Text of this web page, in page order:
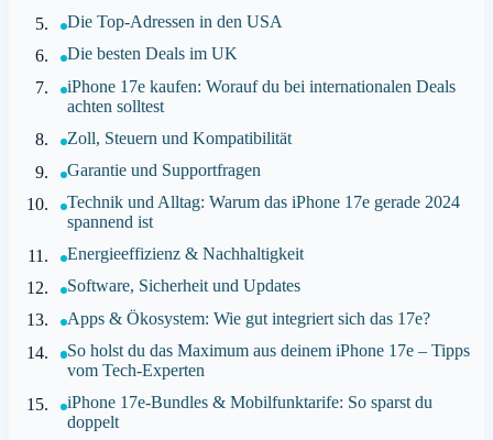
Die Top-Adressen in den USA
Die besten Deals im UK
iPhone 17e kaufen: Worauf du bei internationalen Deals
achten solltest
Zoll, Steuern und Kompatibilität
Garantie und Supportfragen
Technik und Alltag: Warum das iPhone 17e gerade 2024
spannend ist
Energieeffizienz & Nachhaltigkeit
Software, Sicherheit und Updates
Apps & Ökosystem: Wie gut integriert sich das 17e?
So holst du das Maximum aus deinem iPhone 17e – Tipps
vom Tech-Experten
iPhone 17e-Bundles & Mobilfunktarife: So sparst du
doppelt